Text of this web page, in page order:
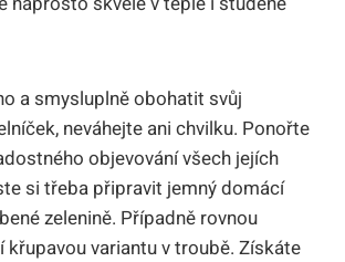
a smysluplně obohatit svůj
neváhejte ani chvilku. Ponořte
objevování všech jejích
si třeba připravit jemný domácí
zelenině. Případně rovnou
křupavou variantu v troubě. Získáte